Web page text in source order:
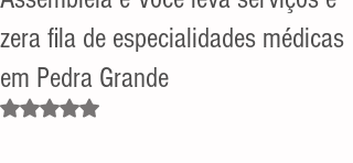
zera fila de especialidades médicas
em Pedra Grande
Avaliado com NaN de 5 estrelas.